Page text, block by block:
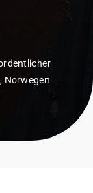
Norwegen